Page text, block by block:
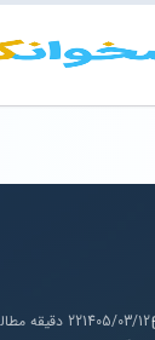
1405/03/1222 دقیقه مطالعه